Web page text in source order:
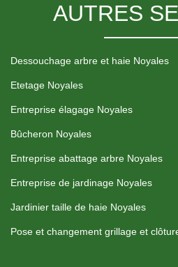
AUTRES
Dessouchage arbre et haie Noyales
Etetage Noyales
Entreprise élagage Noyales
Bûcheron Noyales
Entreprise abattage arbre Noyales
Entreprise de jardinage Noyales
Jardinier taille de haie Noyales
Pose et changement grillage et